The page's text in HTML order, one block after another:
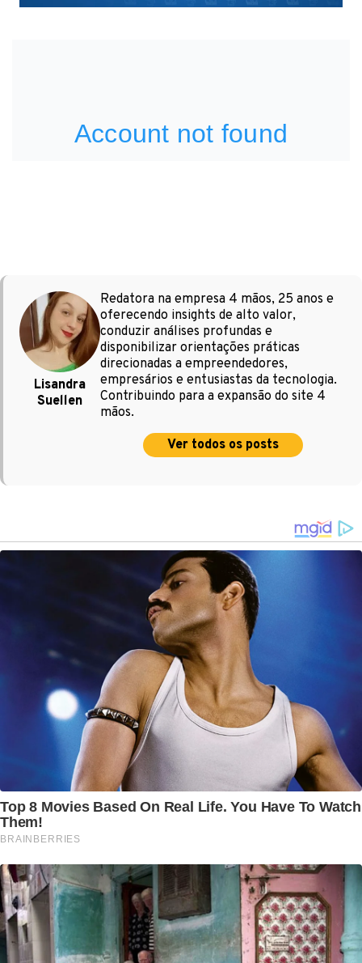
Lisandra
Suellen
Redatora na empresa 4 mãos, 25 anos e
oferecendo insights de alto valor,
conduzir análises profundas e
disponibilizar orientações práticas
direcionadas a empreendedores,
empresários e entusiastas da tecnologia.
Contribuindo para a expansão do site 4
mãos.
Ver todos os posts